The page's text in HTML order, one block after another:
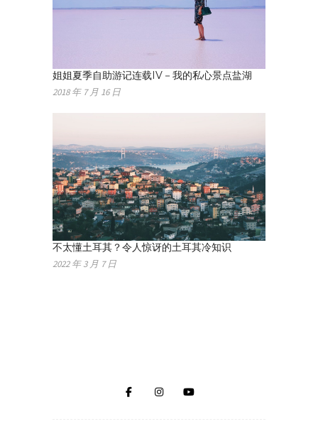
姐姐夏季自助游记连载IV－我的私心景点盐湖
2018 年 7 月 16 日
不太懂土耳其？令人惊讶的土耳其冷知识
2022 年 3 月 7 日